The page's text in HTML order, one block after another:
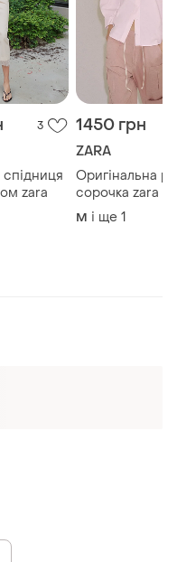
3
zara
1450 грн
ZARA
Оригінальна
сорочка zara
M і ще 1